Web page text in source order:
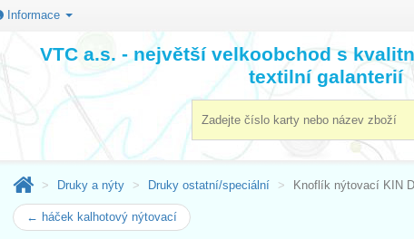
Informace
VTC a.s. - největší velkoobchod s
textilní galanterií
Druky a nýty Druky ostatní/speciální Knoflík nýtovací KIN
← háček kalhotový nýtovací